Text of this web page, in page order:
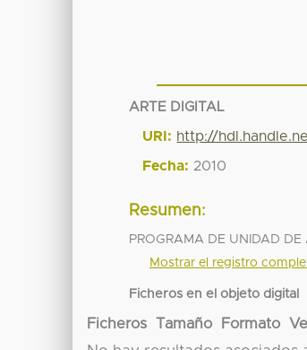
ARTE DIGITAL
URI: http://
Fecha: 2010
Resumen:
PROGRAMA DE UNIDAD
Mostrar el registro
Ficheros en el objeto digital
Ficheros Tamaño Formato